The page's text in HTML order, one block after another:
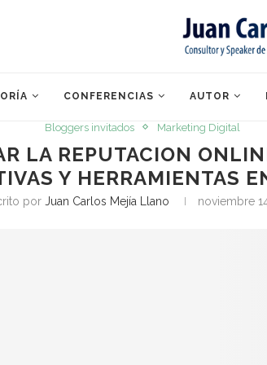
CONFERENCIAS AUTOR
Bloggers invitados Marketing Digital
LA REPUTACION
Y HERRAMIENTAS
por Juan Carlos Mejía Llano noviembre